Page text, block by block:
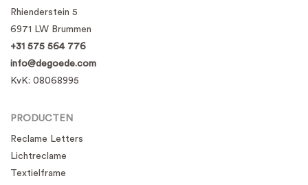
Rhienderstein 5
6971 LW Brummen
+31 575 564 776
info@degoede.com
KvK: 08068995
PRODUCTEN
Reclame Letters
Lichtreclame
Textielframe